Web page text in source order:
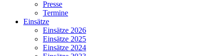
Presse
Termine
Einsätze
Einsätze 2026
Einsätze 2025
Einsätze 2024